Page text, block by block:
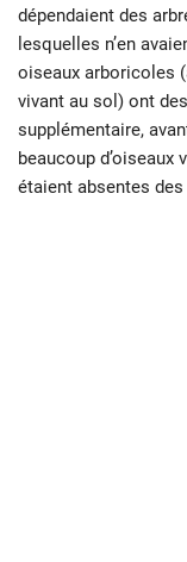
dépendaient des
lesquelles n’en
oiseaux arboricoles
vivant au sol) ont
supplémentaire,
beaucoup d’oiseaux
étaient absentes